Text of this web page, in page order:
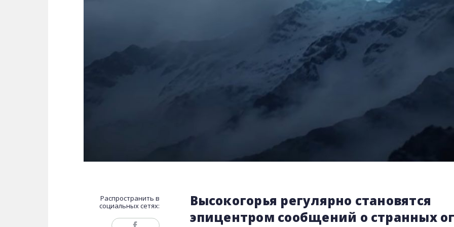
Распространить в
социальных сетях:
Высокогорья регулярно становятся
эпицентром сообщений о странных